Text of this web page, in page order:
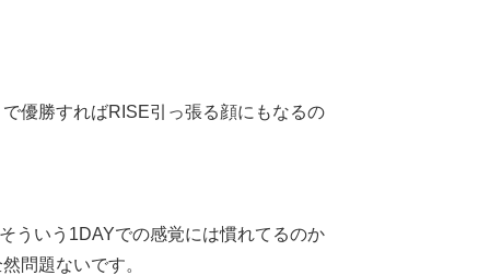
優勝すればRISE引っ張る顔にもなるの
ういう1DAYでの感覚には慣れてるのか
問題ないです。